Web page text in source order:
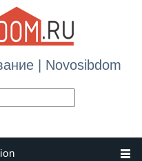
| Novosibdom